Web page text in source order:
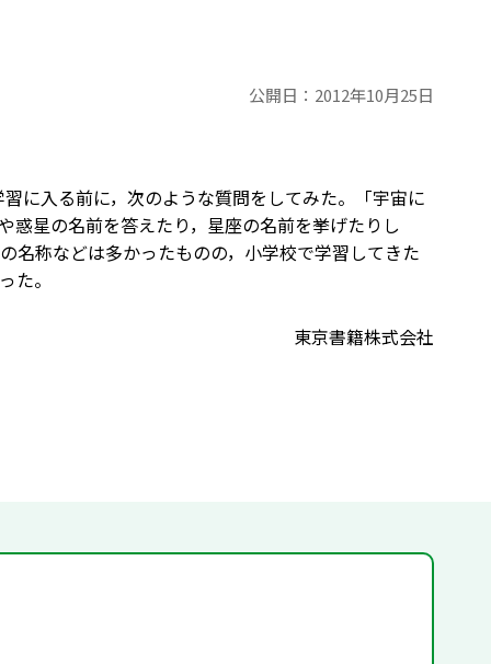
公開日： 2012年10月25日
に入る前に，次のような質問をしてみた。「宇宙に
惑星の名前を答えたり，星座の名前を挙げたりし
名称などは多かったものの，小学校で学習してきた
た。
東京書籍株式会社